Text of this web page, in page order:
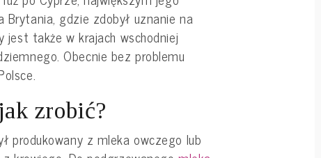
gdzie zdobył uznanie na
jest także w krajach wschodniej
Obecnie bez problemu
zrobić?
produkowany z mleka owczego lub